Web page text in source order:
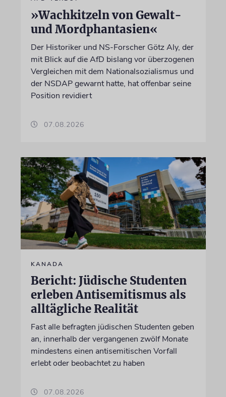
»Wachkitzeln von Gewalt-
und Mordphantasien«
Der Historiker und NS-Forscher Götz Aly, der
mit Blick auf die AfD bislang vor überzogenen
Vergleichen mit dem Nationalsozialismus und
der NSDAP gewarnt hatte, hat offenbar seine
Position revidiert
07.08.2026
KANADA
Bericht: Jüdische Studenten
erleben Antisemitismus als
alltägliche Realität
Fast alle befragten jüdischen Studenten geben
an, innerhalb der vergangenen zwölf Monate
mindestens einen antisemitischen Vorfall
erlebt oder beobachtet zu haben
07.08.2026